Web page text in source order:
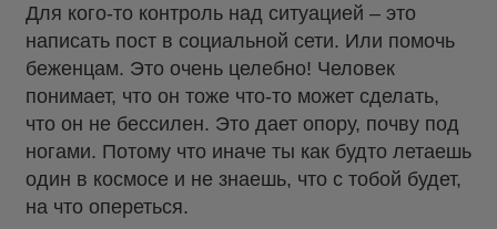
Для кого-то контроль над ситуацией – это
написать пост в социальной сети. Или помочь
беженцам. Это очень целебно! Человек
понимает, что он тоже что-то может сделать,
что он не бессилен. Это дает опору, почву под
ногами. Потому что иначе ты как будто летаешь
один в космосе и не знаешь, что с тобой будет,
на что опереться.